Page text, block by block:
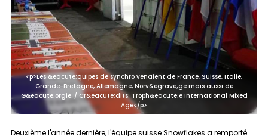
<p>Les &eacute;quipes de synchro venaient de France, Suisse, Italie,
Grande-Bretagne, Allemagne, Norv&egrave;ge mais aussi de
G&eacute;orgie. / Cr&eacute;dits: Troph&eacute;e International Mixed
Age</p>
Deuxième l'année dernière, l'équipe suisseSnowflakes a remporté